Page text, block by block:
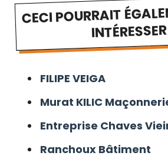
CECI POURRAIT
FILIPE VEIGA
Murat KILIC
Entreprise Chaves
Ranchoux Bâtiment